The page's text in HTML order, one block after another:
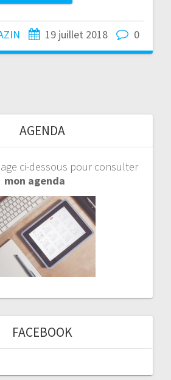
19 juillet 2018 0
AGENDA
ci-dessous pour consulter
mon agenda
FACEBOOK